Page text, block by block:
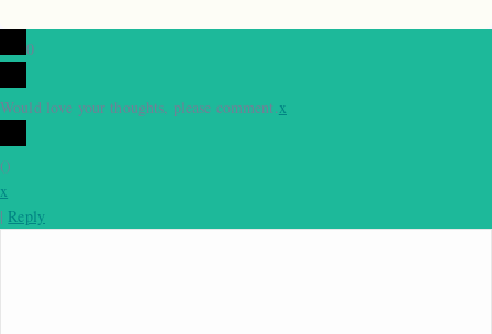
0
Would love your thoughts, please comment.x
()
x
| Reply